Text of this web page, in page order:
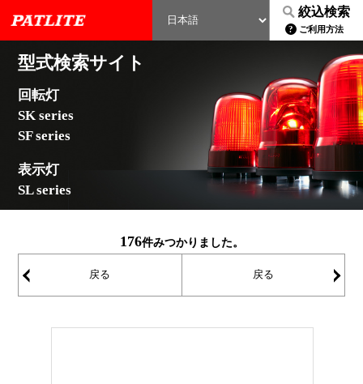
絞込検索
ご利用方法
型式検索サイト
回転灯
SK series
SF series
表示灯
SL series
176件みつかりました。
戻る 戻る